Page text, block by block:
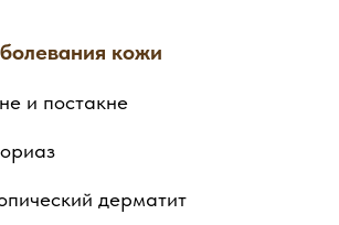
дерматит
и постакне
кожи